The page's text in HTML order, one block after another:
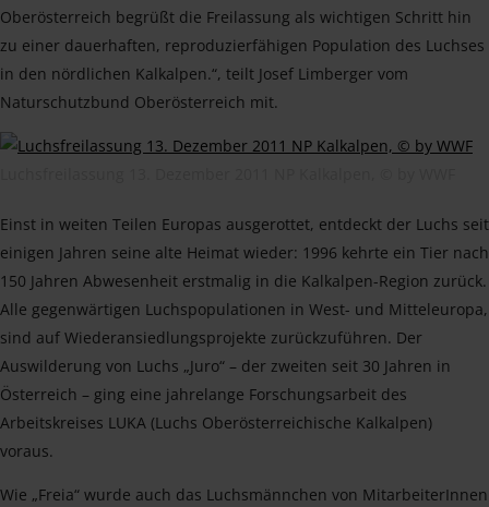
Oberösterreich begrüßt die Freilassung als wichtigen Schritt hin
zu einer dauerhaften, reproduzierfähigen Population des Luchses
in den nördlichen Kalkalpen.“, teilt Josef Limberger vom
Naturschutzbund Oberösterreich mit.
Einst in weiten Teilen Europas ausgerottet, entdeckt der Luchs seit
einigen Jahren seine alte Heimat wieder: 1996 kehrte ein Tier nach
150 Jahren Abwesenheit erstmalig in die Kalkalpen-Region zurück.
Alle gegenwärtigen Luchspopulationen in West- und Mitteleuropa,
sind auf Wiederansiedlungsprojekte zurückzuführen. Der
Auswilderung von Luchs „Juro“ – der zweiten seit 30 Jahren in
Österreich – ging eine jahrelange Forschungsarbeit des
Arbeitskreises LUKA (Luchs Oberösterreichische Kalkalpen)
voraus.
Wie „Freia“ wurde auch das Luchsmännchen von MitarbeiterInnen